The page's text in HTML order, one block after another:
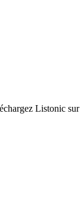
Listonic sur